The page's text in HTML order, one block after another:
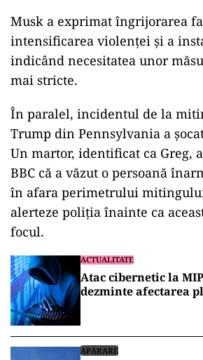
Musk a exprimat îngrijorarea
intensificarea violenței și a
indicând necesitatea unor
mai stricte.
În paralel, incidentul de la
Trump din Pennsylvania a
Un martor, identificat ca Greg,
BBC că a văzut o persoană
în afara perimetrului
alerteze poliția înainte ca
focul.
ACTUALITATE
Atac cibernetic la
dezminte afectarea
APĂRARE